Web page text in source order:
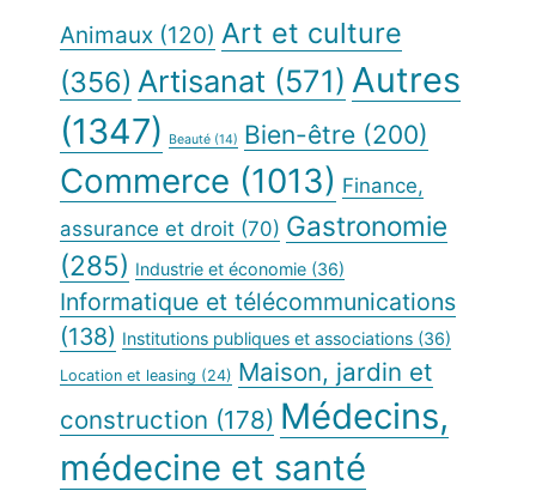
Animaux (120) Art et culture
(356) Artisanat (571) Autres
(1347)
Beauté (14) Bien-être (200)
Commerce (1013) Finance,
assurance et droit (70) Gastronomie
(285) Industrie et économie (36)
Informatique et télécommunications
(138) Institutions publiques et associations (36)
Location et leasing (24) Maison, jardin et
construction (178) Médecins,
médecine et santé